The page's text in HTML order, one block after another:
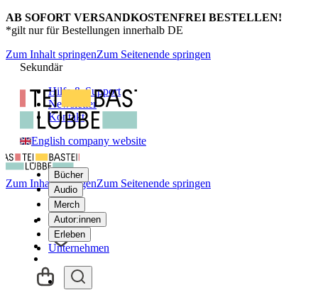
AB SOFORT VERSANDKOSTENFREI BESTELLEN!
*gilt nur für Bestellungen innerhalb DE
Zum Inhalt springenZum Seitenende springen
Sekundär
Hilfe & Support
Newsletter
Kontakt
English company website
Bücher
Audio
Merch
Autor:innen
Erleben
Unternehmen
Zum Inhalt springenZum Seitenende springen